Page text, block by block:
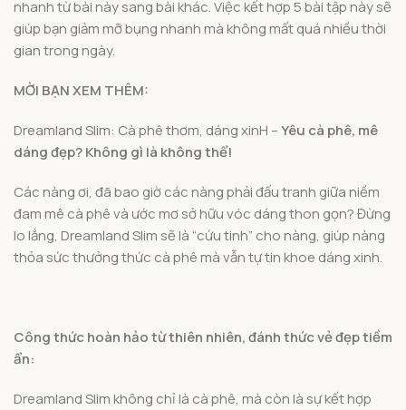
nhanh từ bài này sang bài khác. Việc kết hợp 5 bài tập này sẽ
giúp bạn giảm mỡ bụng nhanh mà không mất quá nhiều thời
gian trong ngày.
MỜI BẠN XEM THÊM:
Dreamland Slim: Cà phê thơm, dáng xinH –Yêu cà phê, mê
dáng đẹp? Không gì là không thể!
Các nàng ơi, đã bao giờ các nàng phải đấu tranh giữa niềm
đam mê cà phê và ước mơ sở hữu vóc dáng thon gọn? Đừng
lo lắng, Dreamland Slim sẽ là “cứu tinh” cho nàng, giúp nàng
thỏa sức thưởng thức cà phê mà vẫn tự tin khoe dáng xinh.
Công thức hoàn hảo từ thiên nhiên, đánh thức vẻ đẹp tiềm
ẩn:
Dreamland Slim không chỉ là cà phê, mà còn là sự kết hợp